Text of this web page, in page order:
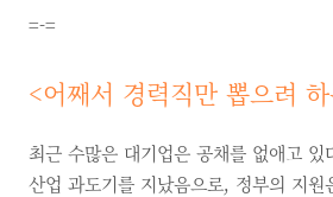
=-=
<어째서 경력직만 뽑으려 하
최근 수많은 대기업은 공채를 없애고 있
산업 과도기를 지났음으로, 정부의 지원